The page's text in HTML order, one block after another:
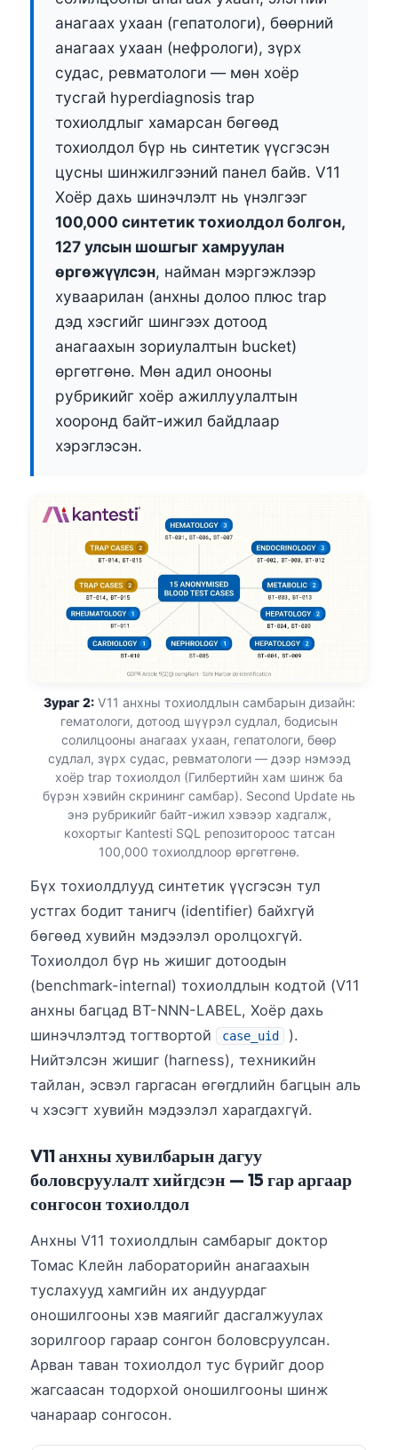
анагаах ухаан (гепатологи), бөөрний
анагаах ухаан (нефрологи), зүрх
судас, ревматологи — мөн хоёр
тусгай hyperdiagnosis trap
тохиолдлыг хамарсан бөгөөд
тохиолдол бүр нь синтетик үүсгэсэн
цусны шинжилгээний панел байв. V11
Хоёр дахь шинэчлэлт нь үнэлгээг
100,000 синтетик тохиолдол болгон,
127 улсын шошгыг хамруулан
өргөжүүлсэн, найман мэргэжлээр
хуваарилан (анхны долоо плюс trap
дэд хэсгийг шингээх дотоод
анагаахын зориулалтын bucket)
өргөтгөнө. Мөн адил онооны
рубрикийг хоёр ажиллуулалтын
хооронд байт-ижил байдлаар
хэрэглэсэн.
Зураг 2:V11 анхны тохиолдлын самбарын дизайн:
гематологи, дотоод шүүрэл судлал, бодисын
солилцооны анагаах ухаан, гепатологи, бөөр
судлал, зүрх судас, ревматологи — дээр нэмээд
хоёр trap тохиолдол (Гилбертийн хам шинж ба
бүрэн хэвийн скрининг самбар). Second Update нь
энэ рубрикийг байт-ижил хэвээр хадгалж,
кохортыг Kantesti SQL репозитороос татсан
100,000 тохиолдлоор өргөтгөнө.
Бүх тохиолдлууд синтетик үүсгэсэн тул
устгах бодит танигч (identifier) байхгүй
бөгөөд хувийн мэдээлэл оролцохгүй.
Тохиолдол бүр нь жишиг дотоодын
(benchmark-internal) тохиолдлын кодтой (V11
анхны багцад BT-NNN-LABEL, Хоёр дахь
шинэчлэлтэд тогтвортой
case_uid
).
Нийтэлсэн жишиг (harness), техникийн
тайлан, эсвэл гаргасан өгөгдлийн багцын аль
ч хэсэгт хувийн мэдээлэл харагдахгүй.
V11 анхны хувилбарын дагуу
боловсруулалт хийгдсэн — 15 гар аргаар
сонгосон тохиолдол
Анхны V11 тохиолдлын самбарыг доктор
Томас Клейн лабораторийн анагаахын
туслахууд хамгийн их андуурдаг
оношилгооны хэв маягийг дасгалжуулах
зорилгоор гараар сонгон боловсруулсан.
Арван таван тохиолдол тус бүрийг доор
жагсаасан тодорхой оношилгооны шинж
чанараар сонгосон.
پښتو
سنڌي
සිංහල
অসমীয়া
Gàidhlig
العربية المغربية
Basa Jawa
Cebuano
ئۇيغۇرچە
Кыргызча
Татар теле
Esperanto
Frysk
Ślōnskŏ gŏdka
Norsk bokmål